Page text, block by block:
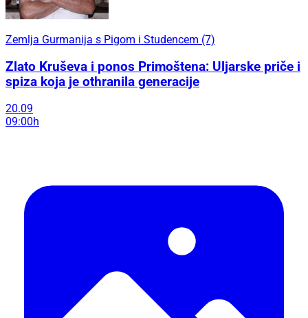
Zemlja Gurmanija s Pigom i Studencem (7)
Zlato Kruševa i ponos Primoštena: Uljarske priče i
spiza koja je othranila generacije
20.09
09:00h